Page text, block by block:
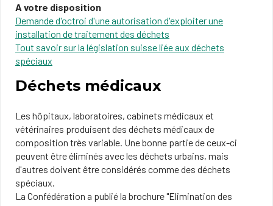
A votre disposition
Demande d'octroi d'une autorisation d'exploiter une
installation de traitement des déchets
Tout savoir sur la législation suisseliée aux déchets
spéciaux
Déchets médicaux
Les hôpitaux, laboratoires, cabinets médicaux et
vétérinaires produisent des déchets médicaux de
composition très variable. Une bonne partie de ceux-ci
peuvent être éliminés avec les déchets urbains, mais
d'autres doivent être considérés comme des déchets
spéciaux.
La Confédération a publié la brochure "Elimination des